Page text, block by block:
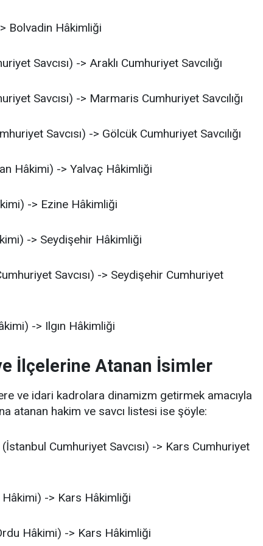
Bolvadin Hâkimliği
Savcısı) -> Araklı Cumhuriyet Savcılığı
Savcısı) -> Marmaris Cumhuriyet Savcılığı
Savcısı) -> Gölcük Cumhuriyet Savcılığı
Hâkimi) -> Yalvaç Hâkimliği
-> Ezine Hâkimliği
-> Seydişehir Hâkimliği
Savcısı) -> Seydişehir Cumhuriyet
-> Ilgın Hâkimliği
İlçelerine Atanan İsimler
ve idari kadrolara dinamizm getirmek amacıyla
atanan hakim ve savcı listesi ise şöyle:
(İstanbul Cumhuriyet Savcısı) -> Kars Cumhuriyet
-> Kars Hâkimliği
Hâkimi) -> Kars Hâkimliği